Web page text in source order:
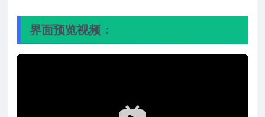
界面预览视频：